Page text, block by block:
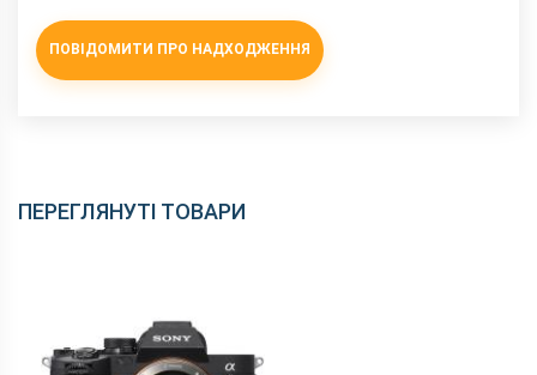
ПОВІДОМИТИ ПРО НАДХОДЖЕННЯ
ПЕРЕГЛЯНУТІ ТОВАРИ